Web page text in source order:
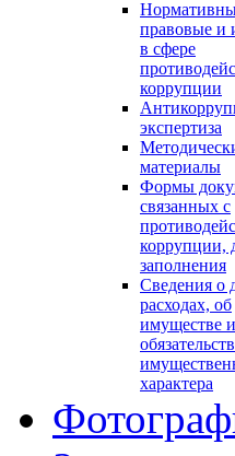
правовые и
в сфере
коррупции
экспертиза
материалы
Формы
связанных с
коррупции,
заполнения
Сведения о
расходах, об
имуществе и
характера